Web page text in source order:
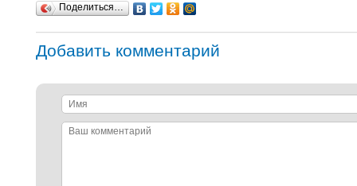
Поделиться…
Добавить комментарий
Имя
Ваш